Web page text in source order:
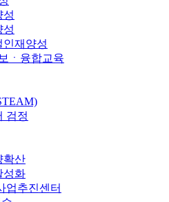
성
성
인재양성
ㆍ융합교육
검정
확산
성화
업추진센터